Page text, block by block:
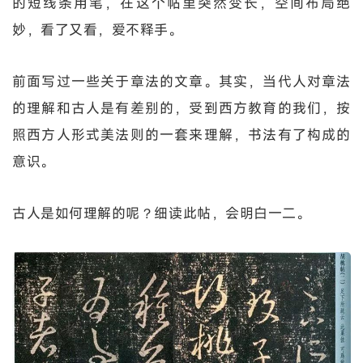
妙，看了又看，爱不释手。
前面写过一些关于章法的文章。其实，当代人对章法
的理解和古人是有差别的，受到西方教育的我们，按
照西方人形式美法则的一套来理解，书法有了构成的
意识。
古人是如何理解的呢？细读此帖，会明白一二。